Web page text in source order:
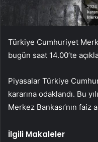
Türkiye Cumhuriyet
bugün saat 14.00’te
Piyasalar Türkiye
kararına odaklandı. Bu
Merkez Bankası’nın faiz
İlgili Makaleler